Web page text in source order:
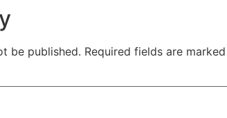
be published. Required fields are marked